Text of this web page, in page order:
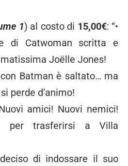
1) al costo di 15,00€: “•
di Catwoman scritta e
Joëlle Jones!
Batman è saltato… ma
perde d’animo!
amici! Nuovi nemici!
per trasferirsi a Villa
di indossare il suo